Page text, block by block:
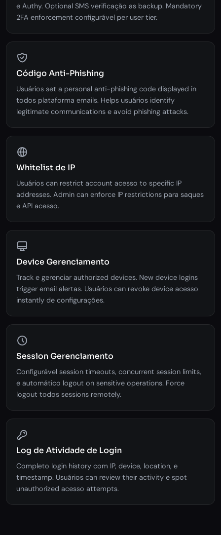
e Authy. Optional SMS verificação as backup. Mandatory
2FA enforcement configurável per user tier.
Código Anti-Phishing
Usuários set a personal anti-phishing code displayed in
todos plataforma emails. Helps usuários identify
legitimate communications e avoid phishing attacks.
Whitelist de IP
Usuários can restrict account acesso to specific IP
addresses. Admin can enforce IP restrictions para saques
e API acesso.
Device Gerenciamento
Track e gerenciar authorized devices. New device logins
trigger email alertas. Usuários can revoke device acesso
instantly de configurações.
Session Gerenciamento
Configurável session timeouts, concurrent session limits,
e automático logout on sensitive operations. Force
logout todos sessions remotely.
Log de Atividade de Login
Completo login history com IP, device, location, e
timestamp. Usuários can review their activity e spot
unauthorized acesso attempts.